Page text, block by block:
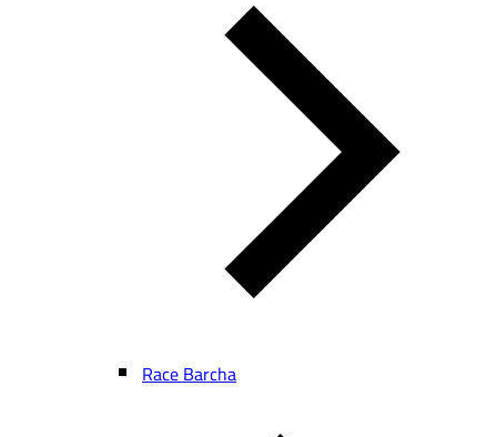
Race Barcha